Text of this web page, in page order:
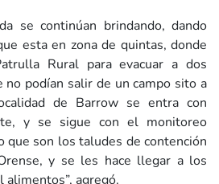
se continúan brindando, dando
esta en zona de quintas, donde
Rural para evacuar a dos
no podían salir de un campo sito a
de Barrow se entra con
y se sigue con el monitoreo
que son los taludes de contención
y se les hace llegar a los
agregó.